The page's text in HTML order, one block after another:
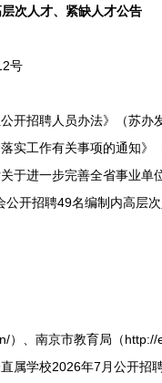
次人才、紧缺人才公告
号
招聘人员办法》（苏办
实工作有关事项的通知》
于进一步完善全省事业单
开招聘49名编制内高层
、南京市教育局（http://
属学校2026年7月公开招